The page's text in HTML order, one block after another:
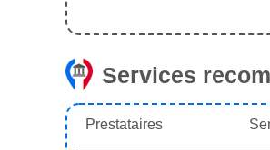
Services
Prestataires